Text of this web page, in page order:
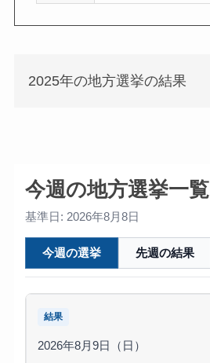
2025年の地方選挙の結果
今週の地方選挙一覧
基準日: 2026年8月8日
今週の選挙 先週の結果
結果
2026年8月9日（日）